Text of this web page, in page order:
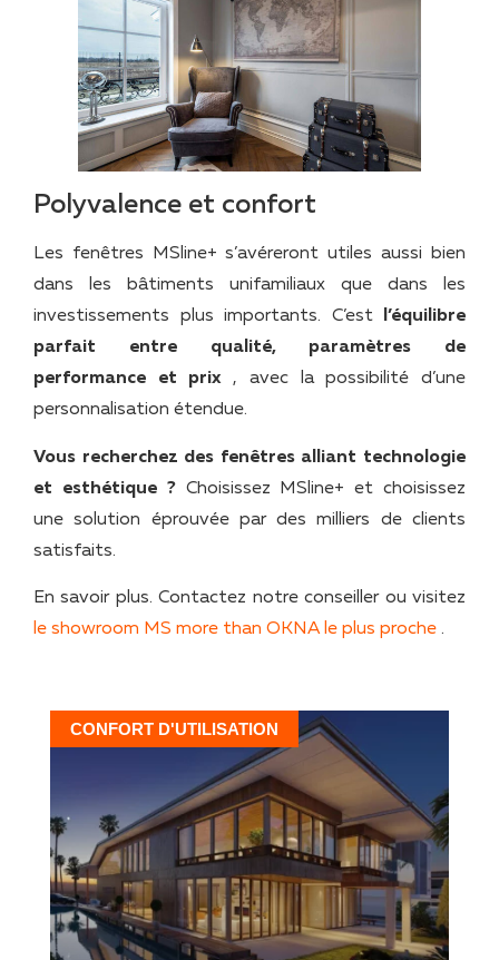
Polyvalence et confort
Les fenêtres MSline+ s’avéreront utiles aussi bien
dans les bâtiments unifamiliaux que dans les
investissements plus importants. C’est
l’équilibre
parfait entre qualité, paramètres de
performance et prix, avec la possibilité d’une
personnalisation étendue.
Vous recherchez des fenêtres alliant technologie
et esthétique ?Choisissez MSline+ et choisissez
une solution éprouvée par des milliers de clients
satisfaits.
En savoir plus. Contactez notre conseiller ou visitez
le showroom MS more than OKNA le plus proche .
CONFORT D'UTILISATION